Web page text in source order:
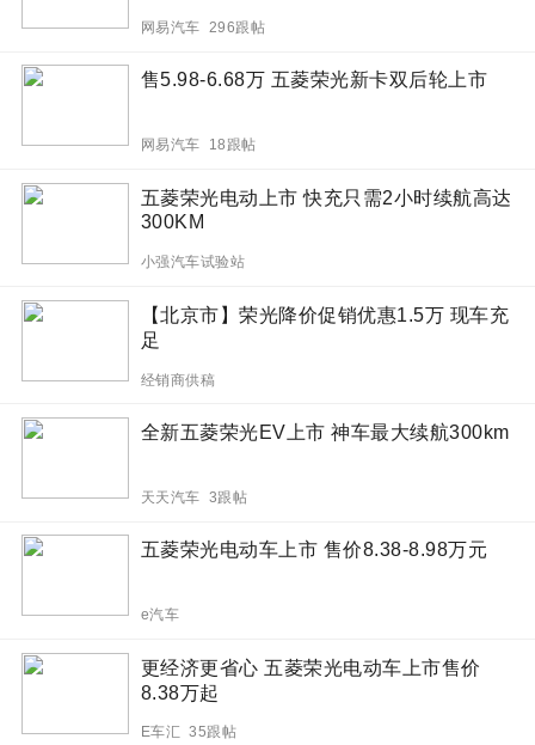
网易汽车 296跟帖
售5.98-6.68万 五菱荣光新卡双后轮上市
网易汽车 18跟帖
五菱荣光电动上市 快充只需2小时续航高达
300KM
小强汽车试验站
【北京市】荣光降价促销优惠1.5万 现车充
足
经销商供稿
全新五菱荣光EV上市 神车最大续航300km
天天汽车 3跟帖
五菱荣光电动车上市 售价8.38-8.98万元
e汽车
更经济更省心 五菱荣光电动车上市售价
8.38万起
E车汇 35跟帖